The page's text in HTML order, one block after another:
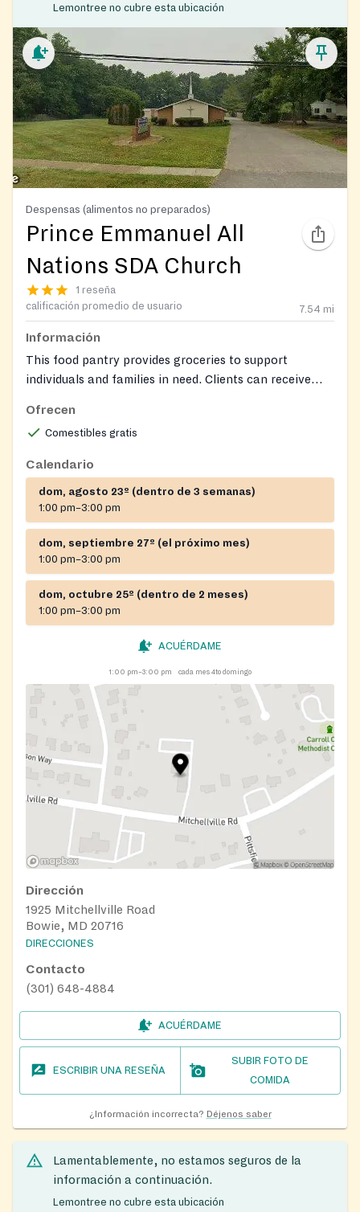
Lemontree no cubre esta ubicación
Despensas (alimentos no preparados)
Prince Emmanuel All
Nations SDA Church
1 reseña
calificación promedio de usuario
7.54 mi
Información
This food pantry provides groceries to support
individuals and families in need. Clients can receive
Ofrecen
Comestibles gratis
Calendario
dom, agosto 23º (dentro de 3 semanas)
1:00 pm–3:00 pm
dom, septiembre 27º (el próximo mes)
1:00 pm–3:00 pm
dom, octubre 25º (dentro de 2 meses)
1:00 pm–3:00 pm
ACUÉRDAME
1:00 pm–3:00 pm cada mes 4to domingo
Dirección
1925 Mitchellville Road
Bowie, MD 20716
DIRECCIONES
Contacto
(301) 648-4884
ACUÉRDAME
ESCRIBIR UNA RESEÑA
SUBIR FOTO DE
COMIDA
¿Información incorrecta? Déjenos saber
Lamentablemente, no estamos seguros de la
información a continuación.
Lemontree no cubre esta ubicación